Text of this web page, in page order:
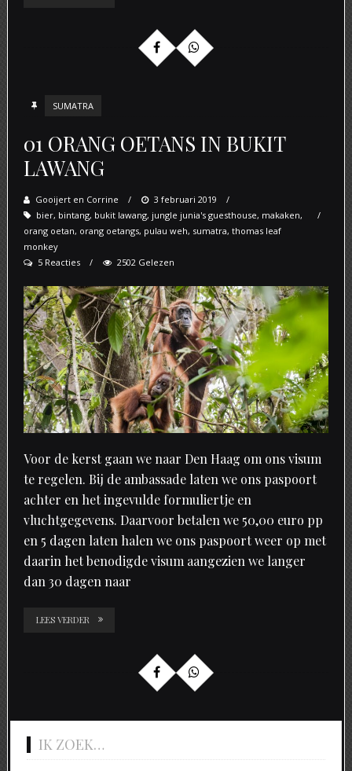
SUMATRA
01 ORANG OETANS IN BUKIT
LAWANG
Gooijert en Corrine
Posted
on
3 februari 2019
bier, bintang, bukit lawang, jungle junia's guesthouse, makaken,
orang oetan, orang oetangs, pulau weh, sumatra, thomas leaf
monkey
5 Reacties
2502 Gelezen
Voor de kerst gaan we naar Den Haag om ons visum
te regelen. Bij de ambassade laten we ons paspoort
achter en het ingevulde formuliertje en
vluchtgegevens. Daarvoor betalen we 50,00 euro pp
en 5 dagen laten halen we ons paspoort weer op met
daarin het benodigde visum aangezien we langer
dan 30 dagen naar
LEES VERDER
IK ZOEK…